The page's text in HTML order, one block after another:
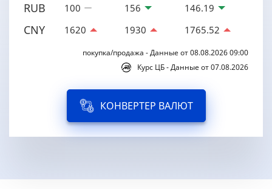
RUB 100 156 146.19
CNY 1620 1930 1765.52
покупка/продажа - Данные от 08.08.2026 09:00
Курс ЦБ - Данные от 07.08.2026
КОНВЕРТЕР ВАЛЮТ